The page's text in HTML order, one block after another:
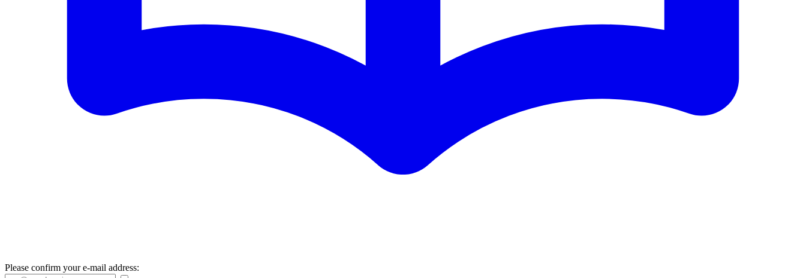
Please confirm your e-mail address: